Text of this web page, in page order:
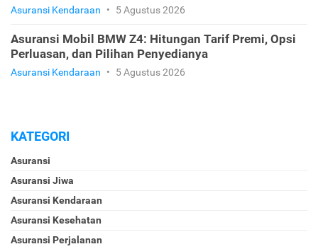
Asuransi Kendaraan • 5 Agustus 2026
Asuransi Mobil BMW Z4: Hitungan Tarif Premi, Opsi
Perluasan, dan Pilihan Penyedianya
Asuransi Kendaraan • 5 Agustus 2026
KATEGORI
Asuransi
Asuransi Jiwa
Asuransi Kendaraan
Asuransi Kesehatan
Asuransi Perjalanan